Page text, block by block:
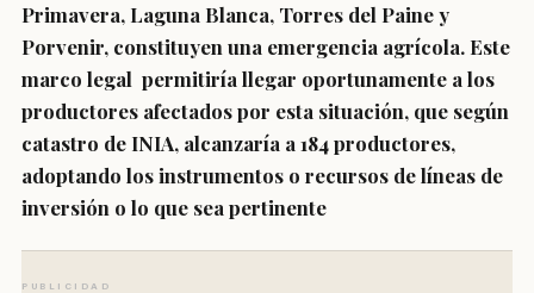
Primavera, Laguna Blanca, Torres del Paine y
Porvenir, constituyen una emergencia agrícola. Este
marco legal permitiría llegar oportunamente a los
productores afectados por esta situación, que según
catastro de INIA, alcanzaría a 184 productores,
adoptando los instrumentos o recursos de líneas de
inversión o lo que sea pertinente
PUBLICIDAD